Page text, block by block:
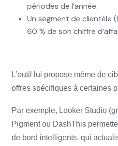
périodes de l’année.
Un segment de clientèle
60 % de son chiffre
L’outil lui propose même de
offres spécifiques à certaines
Par exemple, Looker Studio
Pigment ou DashThis
de bord intelligents, qui